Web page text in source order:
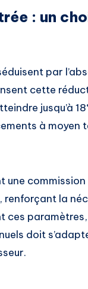
: un
par
cette
jusqu’à
à moyen
une
la
ces
doit